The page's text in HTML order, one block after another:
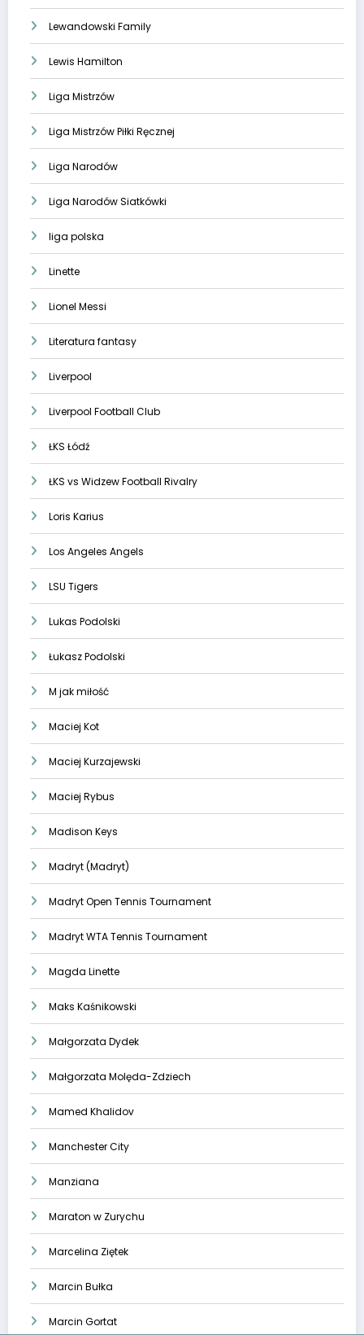
Lewandowski Family
Lewis Hamilton
Liga Mistrzów
Liga Mistrzów Piłki Ręcznej
Liga Narodów
Liga Narodów Siatkówki
liga polska
Linette
Lionel Messi
Literatura fantasy
Liverpool
Liverpool Football Club
ŁKS Łódź
ŁKS vs Widzew Football Rivalry
Loris Karius
Los Angeles Angels
LSU Tigers
Lukas Podolski
Łukasz Podolski
M jak miłość
Maciej Kot
Maciej Kurzajewski
Maciej Rybus
Madison Keys
Madryt (Madryt)
Madryt Open Tennis Tournament
Madryt WTA Tennis Tournament
Magda Linette
Maks Kaśnikowski
Małgorzata Dydek
Małgorzata Molęda-Zdziech
Mamed Khalidov
Manchester City
Manziana
Maraton w Zurychu
Marcelina Ziętek
Marcin Bułka
Marcin Gortat